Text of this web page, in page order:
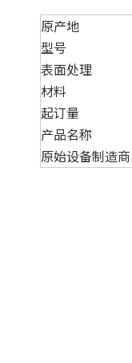
原产地
型号
表面处理
材料
起订量
产品名称
原始设备制造商